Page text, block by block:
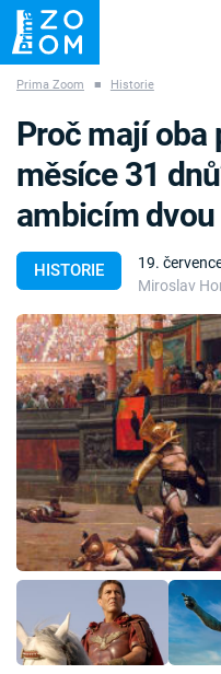
ZÁHADY VETŘELCI
Témata
Témata
Pořady
TV Program
Časopis
Sledujte prima+
Přihlášení
Prima Zoom ■ Historie
HISTORIE
19.
Miroslav
Proč mají oba
měsíce 31
ambicím